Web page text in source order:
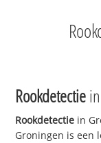
Rookdetectie
Rookdetectie in
Groningen is een